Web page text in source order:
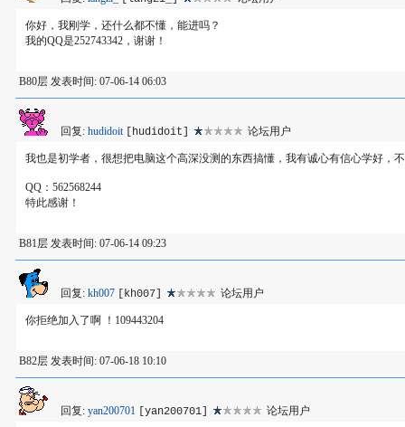
你好，我刚学，还什么都不懂，能进吗？
我的QQ是252743342，谢谢！
B80层 发表时间: 07-06-14 06:03
回复: hudidoit [hudidoit] 论坛用户
我也是初学者，很想把电脑这个高深没测的东西搞懂，我有诚心有信心学好，
QQ：562568244
特此感谢！
B81层 发表时间: 07-06-14 09:23
回复: kh007 [kh007] 论坛用户
你拒绝加入了啊 ！109443204
B82层 发表时间: 07-06-18 10:10
回复: yan200701 [yan200701] 论坛用户